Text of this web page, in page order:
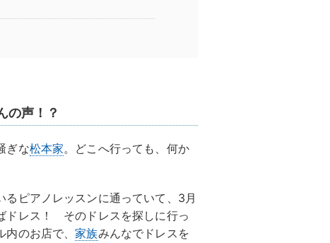
の声！？
ぎな松本家。どこへ行っても、何か
ピアノレッスンに通っていて、3月
ドレス！ そのドレスを探しに行っ
内のお店で、家族みんなでドレスを